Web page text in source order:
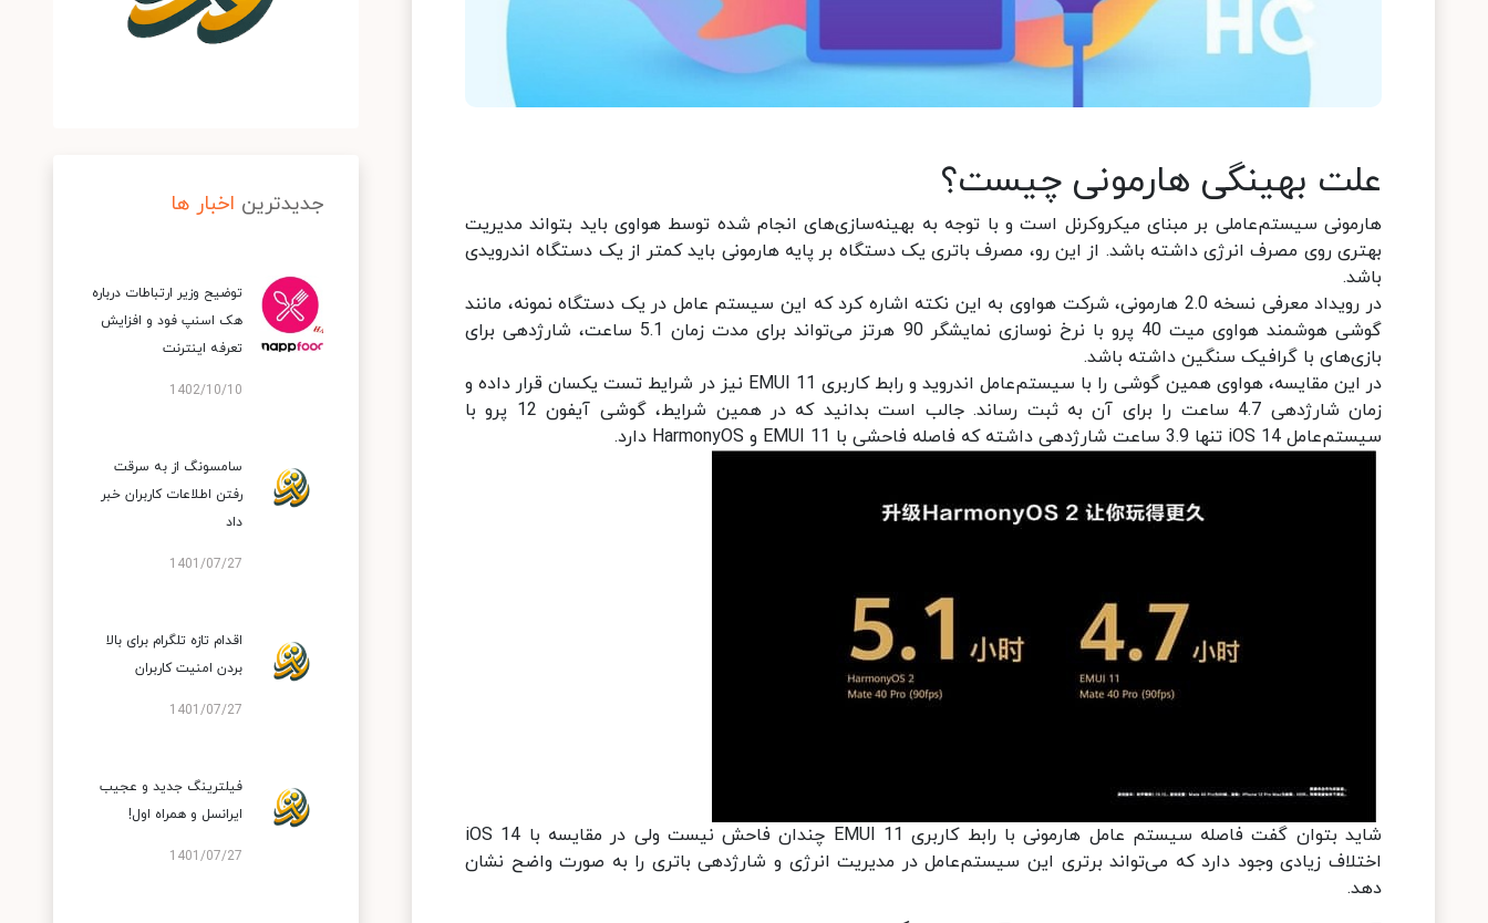
علت بهینگی هارمونی چیست؟
هارمونی سیستم‌عاملی بر مبنای میکروکرنل است و با توجه به بهینه‌سازی‌های انجام شده توسط هواوی باید بتواند مدیریت
بهتری روی مصرف انرژی داشته باشد. از این رو، مصرف باتری یک دستگاه بر پایه هارمونی باید کمتر از یک دستگاه اندرویدی
باشد.
در رویداد معرفی نسخه 2.0 هارمونی، شرکت هواوی به این نکته اشاره کرد که این سیستم عامل در یک دستگاه نمونه، مانند
گوشی هوشمند هواوی میت 40 پرو با نرخ نوسازی نمایشگر 90 هرتز می‌تواند برای مدت زمان 5.1 ساعت، شارژدهی برای
بازی‌های با گرافیک سنگین داشته باشد.
در این مقایسه، هواوی همین گوشی را با سیستم‌عامل اندروید و رابط کاربری EMUI 11 نیز در شرایط تست یکسان قرار داده و
زمان شارژدهی 4.7 ساعت را برای آن به ثبت رساند. جالب است بدانید که در همین شرایط، گوشی آیفون 12 پرو با
سیستم‌عامل iOS 14 تنها 3.9 ساعت شارژدهی داشته که فاصله فاحشی با EMUI 11 و HarmonyOS دارد.
شاید بتوان گفت فاصله سیستم عامل هارمونی با رابط کاربری EMUI 11 چندان فاحش نیست ولی در مقایسه با iOS 14
اختلاف زیادی وجود دارد که می‌تواند برتری این سیستم‌عامل در مدیریت انرژی و شارژدهی باتری را به صورت واضح نشان
دهد.
جدیدترین اخبار ها
توضیح وزیر ارتباطات درباره
هک اسنپ‌ فود و افزایش
تعرفه اینترنت
1402/10/10
سامسونگ از به سرقت
رفتن اطلاعات کاربران خبر
داد
1401/07/27
اقدام تازه تلگرام برای بالا
بردن امنیت کاربران
1401/07/27
فیلترینگ جدید و عجیب
ایرانسل و همراه اول!
1401/07/27